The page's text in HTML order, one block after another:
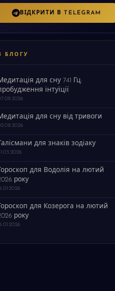
ВІДКРИТИ В TELEGRAM
БЛОГУ
для сну 741 Гц:
інтуїції
для сну від тривоги
Талісмани для знаків зодіаку
Гороскоп для Водолія на лютий
року
Гороскоп для Козерога на лютий
року